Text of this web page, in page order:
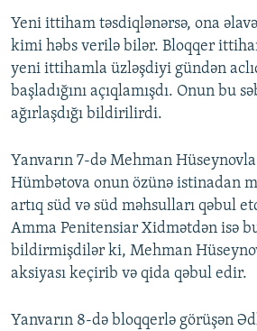
Yeni ittiham təsdiqlənərsə, ona
kimi həbs verilə bilər. Bloqqer
yeni ittihamla üzləşdiyi gündən
başladığını açıqlamışdı. Onun bu
ağırlaşdığı bildirilirdi.
Yanvarın 7-də Mehman
Hümbətova onun özünə istinadan
artıq süd və süd məhsulları qəbul
Amma Penitensiar Xidmətdən isə
bildirmişdilər ki, Mehman
aksiyası keçirib və qida qəbul edir.
Yanvarın 8-də bloqqerlə görüşən